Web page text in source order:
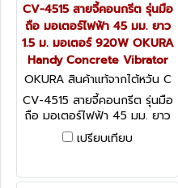
CV-4515 สายจี้คอนกรีต รุ่นมือ
ถือ มอเตอร์ไฟฟ้า 45 มม. ยาว
1.5 ม. มอเตอร์ 920W OKURA
Handy Concrete Vibrator
OKURA สินค้าแท้จากไต้หวัน C
V-4515
CV-4515 สายจี้คอนกรีต รุ่นมือ
ถือ มอเตอร์ไฟฟ้า 45 มม. ยาว
1.5 ม. มอเตอร์ 920W OKURA
Handy Concrete Vibrator
เปรียบเทียบ